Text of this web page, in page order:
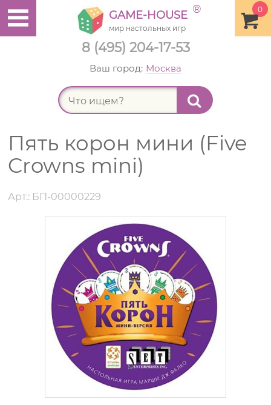
8 (495) 204-17-53
0
GAME-HOUSE ®
мир настольных игр
Ваш город: Москва
Пять корон мини (Five
Crowns mini)
Арт.: БП-00000229